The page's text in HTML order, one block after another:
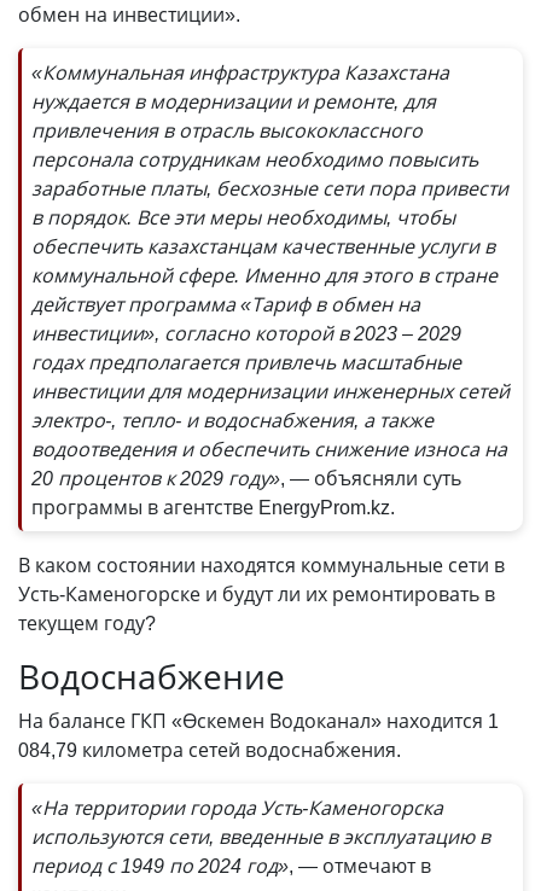
обмен на инвестиции».
«Коммунальная инфраструктура Казахстана
нуждается в модернизации и ремонте, для
привлечения в отрасль высококлассного
персонала сотрудникам необходимо повысить
заработные платы, бесхозные сети пора привести
в порядок. Все эти меры необходимы, чтобы
обеспечить казахстанцам качественные услуги в
коммунальной сфере. Именно для этого в стране
действует программа «Тариф в обмен на
инвестиции», согласно которой в 2023 – 2029
годах предполагается привлечь масштабные
инвестиции для модернизации инженерных сетей
электро-, тепло- и водоснабжения, а также
водоотведения и обеспечить снижение износа на
20 процентов к 2029 году», — объясняли суть
программы в агентстве EnergyProm.kz.
В каком состоянии находятся коммунальные сети в
Усть-Каменогорске и будут ли их ремонтировать в
текущем году?
Водоснабжение
На балансе ГКП «Өскемен Водоканал» находится 1
084,79 километра сетей водоснабжения.
«На территории города Усть-Каменогорска
используются сети, введенные в эксплуатацию в
период с 1949 по 2024 год», — отмечают в